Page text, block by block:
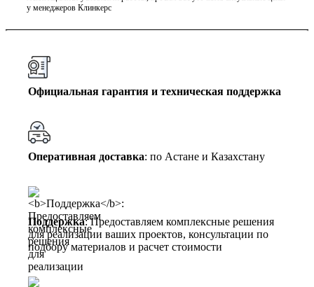
у менеджеров Клинкерс
Официальная гарантия и техническая поддержка
Оперативная доставка: по Астане и Казахстану
Поддержка: Предоставляем комплексные решения
для реализации ваших проектов, консультации по
подбору материалов и расчет стоимости